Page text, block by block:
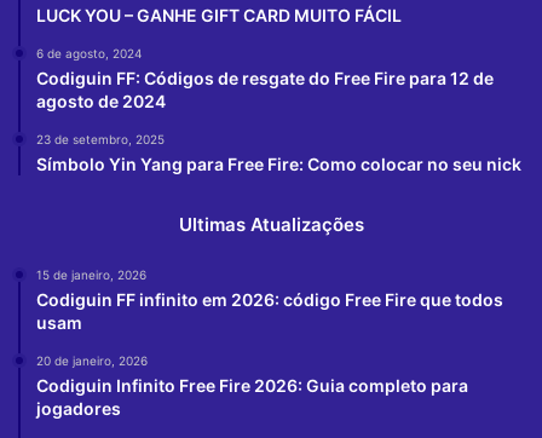
LUCK YOU – GANHE GIFT CARD MUITO FÁCIL
6 de agosto, 2024
Codiguin FF: Códigos de resgate do Free Fire para 12 de
agosto de 2024
23 de setembro, 2025
Símbolo Yin Yang para Free Fire: Como colocar no seu nick
Ultimas Atualizações
15 de janeiro, 2026
Codiguin FF infinito em 2026: código Free Fire que todos
usam
20 de janeiro, 2026
Codiguin Infinito Free Fire 2026: Guia completo para
jogadores